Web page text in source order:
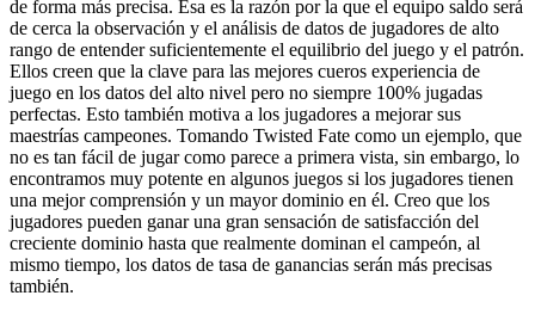
de forma más precisa. Esa es la razón por la que el equipo saldo será
de cerca la observación y el análisis de datos de jugadores de alto
rango de entender suficientemente el equilibrio del juego y el patrón.
Ellos creen que la clave para las mejores cueros experiencia de
juego en los datos del alto nivel pero no siempre 100% jugadas
perfectas. Esto también motiva a los jugadores a mejorar sus
maestrías campeones. Tomando Twisted Fate como un ejemplo, que
no es tan fácil de jugar como parece a primera vista, sin embargo, lo
encontramos muy potente en algunos juegos si los jugadores tienen
una mejor comprensión y un mayor dominio en él. Creo que los
jugadores pueden ganar una gran sensación de satisfacción del
creciente dominio hasta que realmente dominan el campeón, al
mismo tiempo, los datos de tasa de ganancias serán más precisas
también.